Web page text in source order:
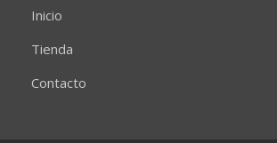
Inicio
Tienda
Contacto